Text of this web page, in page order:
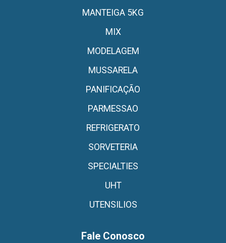
MANTEIGA 5KG
MIX
MODELAGEM
MUSSARELA
PANIFICAÇÃO
PARMESSAO
REFRIGERATO
SORVETERIA
SPECIALTIES
UHT
UTENSILIOS
Fale Conosco